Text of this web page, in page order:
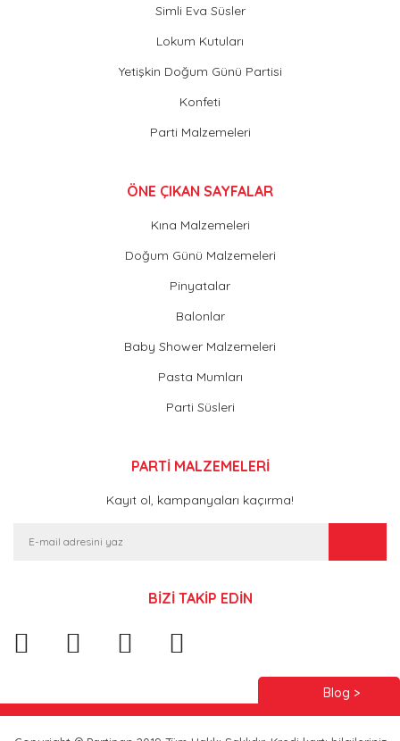
Simli Eva Süsler
Lokum Kutuları
Yetişkin Doğum Günü Partisi
Konfeti
Parti Malzemeleri
ÖNE ÇIKAN SAYFALAR
Kına Malzemeleri
Doğum Günü Malzemeleri
Pinyatalar
Balonlar
Baby Shower Malzemeleri
Pasta Mumları
Parti Süsleri
PARTİ MALZEMELERİ
Kayıt ol, kampanyaları kaçırma!
BİZİ TAKİP EDİN
Blog >